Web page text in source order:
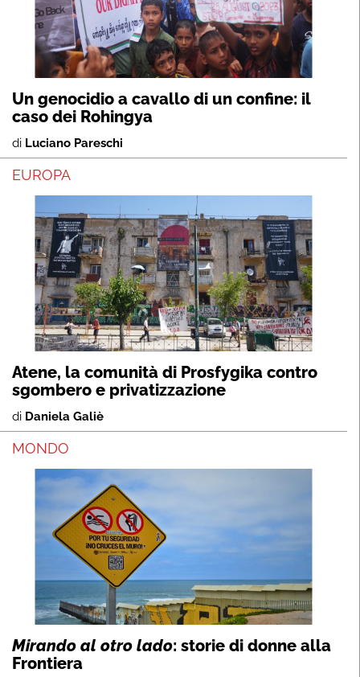
Un genocidio a cavallo di un confine: il
caso dei Rohingya
di Luciano Pareschi
EUROPA
Atene, la comunità di Prosfygika contro
sgombero e privatizzazione
di Daniela Galiè
MONDO
Mirando al otro lado: storie di donne alla
Frontiera